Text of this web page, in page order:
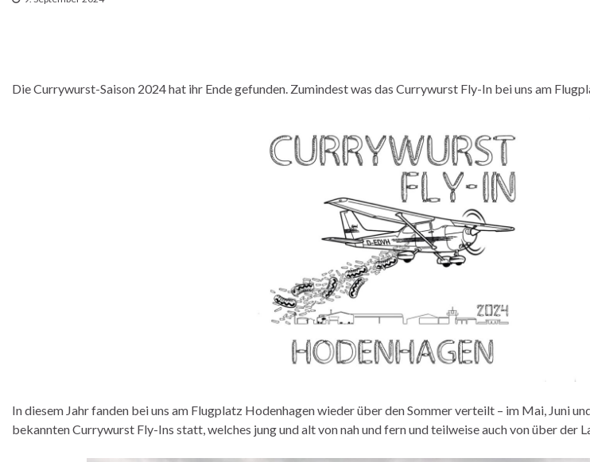
Die Currywurst-Saison 2024 hat ihr Ende gefunden. Zumindest was das Currywurst Fly-In bei uns am
In diesem Jahr fanden bei uns am Flugplatz Hodenhagen wieder über den Sommer verteilt – im Mai, Juni
bekannten Currywurst Fly-Ins statt, welches jung und alt von nah und fern und teilweise auch von über der